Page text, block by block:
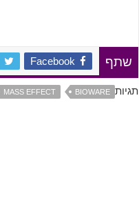
שתף Facebook
תגיות BIOWARE
MASS EFFECT